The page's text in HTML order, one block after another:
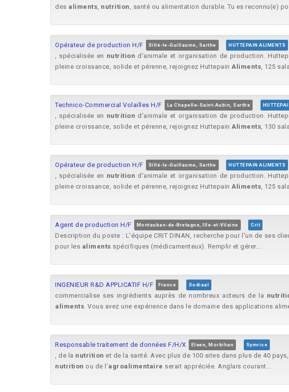
des aliments, nutrition, santé ou alimentation durable. Tu es reconnu(e)
Opérateur de production H/F Sillé-le-Guillaume, Sarthe HUTTEPAIN ALIMENTS
, spécialisée en nutrition d'animale et organisation de production.
pleine croissance, solide et pérenne, rejoignez Huttepain Aliments, 125
Technico-Commercial Volailles H/F La Chapelle-Saint-Aubin, Sarthe
, spécialisée en nutrition d'animale et organisation de production.
pleine croissance, solide et pérenne, rejoignez Huttepain Aliments, 130
Opérateur de production H/F Sillé-le-Guillaume, Sarthe HUTTEPAIN ALIMENTS
, spécialisée en nutrition d'animale et organisation de production.
pleine croissance, solide et pérenne, rejoignez Huttepain Aliments, 125
Agent de production H/F Montauban-de-Bretagne, Ille-et-Vilaine Crit
Description du poste : L'équipe CRIT DINAN, recherche pour l'un de ses
pour les aliments spécifiques (médicamenteux). Remplir et gérer...
INGENIEUR R&D APPLICATIF H/F France Sodiaal
commercialise ses ingrédients auprès de nombreux acteurs de la
aliments. Vous avez une expérience dans le domaine des applications
Responsable traitement de données F/H/X Elven, Morbihan Symrise
, de la nutrition et de la santé. Avec plus de 100 sites dans plus de 40
nutrition ou de l’agroalimentaire serait appréciée. Anglais courant...